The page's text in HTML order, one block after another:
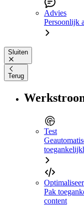
Advies
Persoonlijk
Sluiten
Terug
Test
Optimaliseer
Pak
content